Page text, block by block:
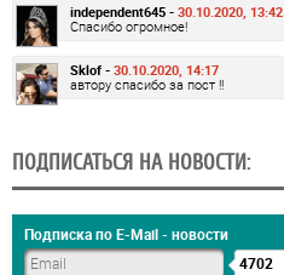
independent645 - 30.10.2020, 13:42
Спасибо огромное!
Sklof - 30.10.2020, 14:17
автору спасибо за пост !!
ПОДПИСАТЬСЯ НА НОВОСТИ:
Подписка по E-Mail - новости
4702